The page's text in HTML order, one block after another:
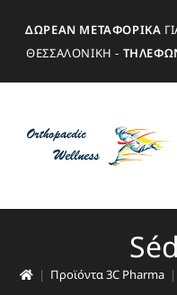
ΔΩΡΕΑΝ ΜΕΤΑΦΟΡΙΚΑ
ΘΕΣΣΑΛΟΝΙΚΗ -
| Προϊόντα 3C Pharma |